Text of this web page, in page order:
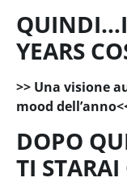
YEARS
>> Una visione
mood
DOPO
TI